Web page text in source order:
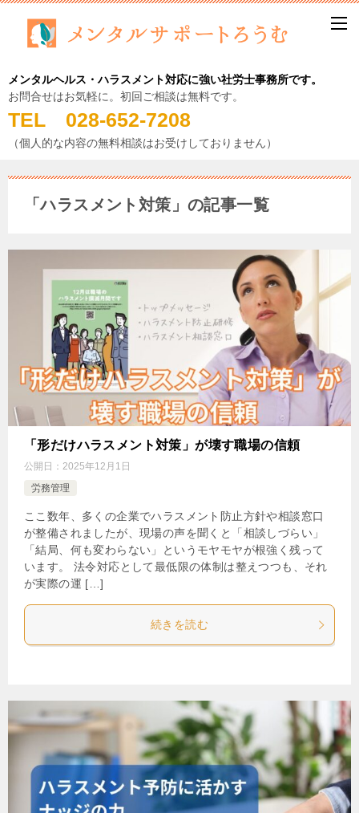
メンタルヘルス・ハラスメント対応に強い社労士事務所です。
お問合せはお気軽に。初回ご相談は無料です。
TEL 028-652-7208
（個人的な内容の無料相談はお受けしておりません）
「ハラスメント対策」の記事一覧
「形だけハラスメント対策」が壊す職場の信頼
公開日： 2025年12月1日
労務管理
ここ数年、多くの企業でハラスメント防止方針や相談窓口
が整備されましたが、現場の声を聞くと「相談しづらい」
「結局、何も変わらない」というモヤモヤが根強く残って
います。 法令対応として最低限の体制は整えつつも、それ
が実際の運 […]
続きを読む